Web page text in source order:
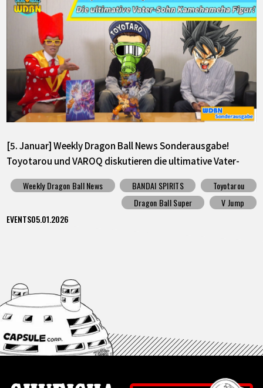
[5. Januar] Weekly Dragon Ball News Sonderausgabe!
Toyotarou und VAROQ diskutieren die ultimative Vater-
Sohn Kamehameha Figur!
Weekly Dragon Ball News BANDAI SPIRITS
Toyotarou
Dragon Ball Super
V Jump
EVENTS05.01.2026